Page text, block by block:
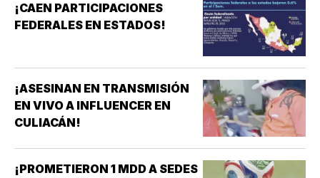
¡CAEN PARTICIPACIONES
FEDERALES EN ESTADOS!
¡ASESINAN EN TRANSMISIÓN
EN VIVO A INFLUENCER EN
CULIACÁN!
¡PROMETIERON 1 MDD A SEDES